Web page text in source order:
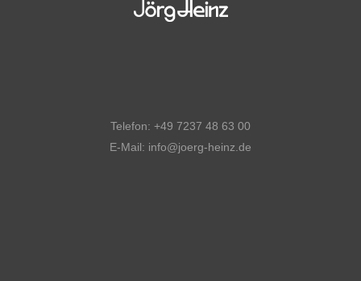
Telefon: +49 7237 48 63 00
E-Mail: info@joerg-heinz.de